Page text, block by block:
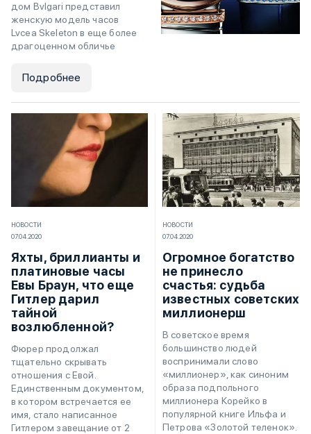
дом Bvlgari представил
женскую модель часов
Lvcea Skeleton в еще более
драгоценном обличье
Подробнее
НОВОСТИ
07.04.2020
Яхты, бриллианты и
платиновые часы
Евы Браун, что еще
Гитлер дарил
тайной
возлюбленной?
Фюрер продолжал
тщательно скрывать
отношения с Евой.
Единственным документом,
в котором встречается ее
имя, стало написанное
Гитлером завещание от 2
НОВОСТИ
07.04.2020
Огромное богатство
не принесло
счастья: судьба
известных советских
миллионерш
В советское время
большинство людей
воспринимали слово
«миллионер», как синоним
образа подпольного
миллионера Корейко в
популярной книге Ильфа и
Петрова «Золотой теленок».